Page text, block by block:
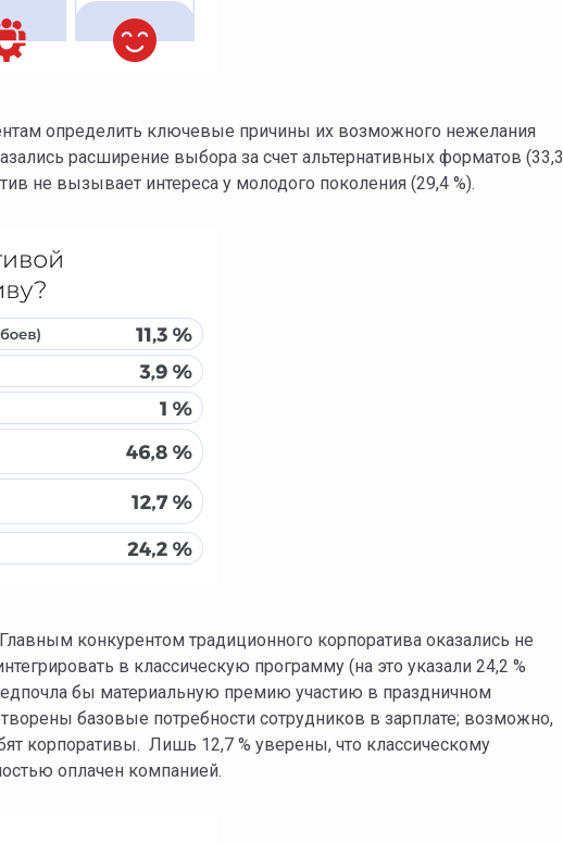
определить ключевые причины их возможного нежелания
расширение выбора за счет альтернативных форматов (33,3
не вызывает интереса у молодого поколения (29,4 %).
конкурентом традиционного корпоратива оказались не
в классическую программу (на это указали 24,2 %
бы материальную премию участию в праздничном
базовые потребности сотрудников в зарплате; возможно,
корпоративы. Лишь 12,7 % уверены, что классическому
оплачен компанией.